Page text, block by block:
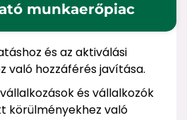
munkaerőpiac
és az aktiválási
való hozzáférés javítása.
és vállalkozók
körülményekhez való